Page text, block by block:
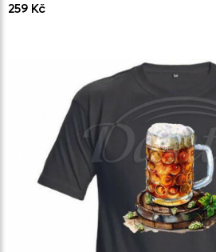
259 Kč